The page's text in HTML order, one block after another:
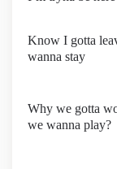
Know I gotta
wanna stay
Why we gotta
we wanna play?